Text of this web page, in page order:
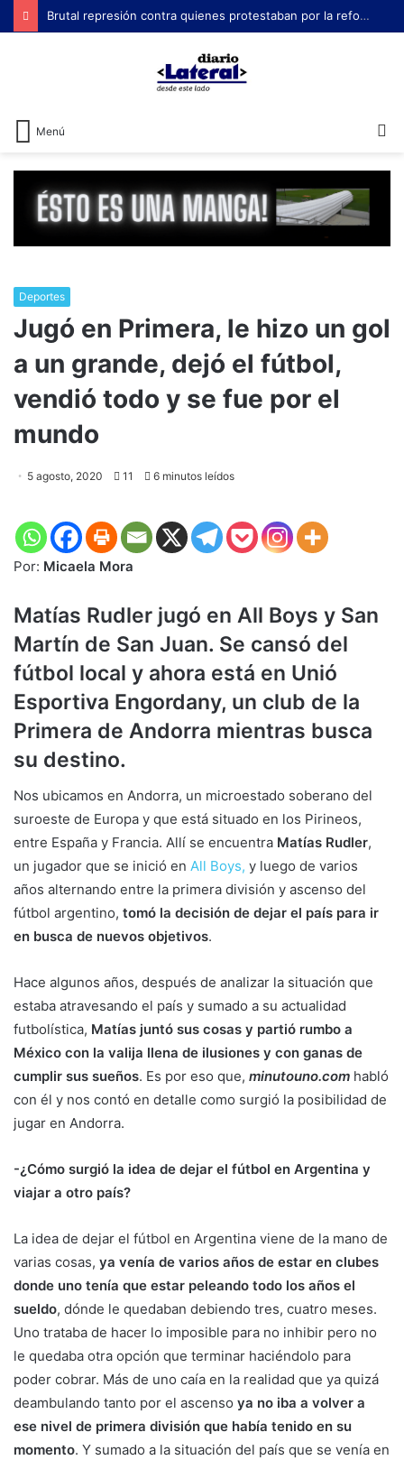
Brutal represión contra quienes protestaban por la reforma laboral de Milei
Menú
Deportes
Jugó en Primera, le hizo un gol
a un grande, dejó el fútbol,
vendió todo y se fue por el
mundo
5 agosto, 2020 11 6 minutos leídos
Por: Micaela Mora
Matías Rudler jugó en All Boys y San
Martín de San Juan. Se cansó del
fútbol local y ahora está en Unió
Esportiva Engordany, un club de la
Primera de Andorra mientras busca
su destino.
Nos ubicamos en Andorra, un microestado soberano del
suroeste de Europa y que está situado en los Pirineos,
entre España y Francia. Allí se encuentra Matías Rudler,
un jugador que se inició en All Boys, y luego de varios
años alternando entre la primera división y ascenso del
fútbol argentino, tomó la decisión de dejar el país para ir
en busca de nuevos objetivos.
Hace algunos años, después de analizar la situación que
estaba atravesando el país y sumado a su actualidad
futbolística, Matías juntó sus cosas y partió rumbo a
México con la valija llena de ilusiones y con ganas de
cumplir sus sueños. Es por eso que, minutouno.com habló
con él y nos contó en detalle como surgió la posibilidad de
jugar en Andorra.
-¿Cómo surgió la idea de dejar el fútbol en Argentina y
viajar a otro país?
La idea de dejar el fútbol en Argentina viene de la mano de
varias cosas, ya venía de varios años de estar en clubes
donde uno tenía que estar peleando todo los años el
sueldo, dónde le quedaban debiendo tres, cuatro meses.
Uno trataba de hacer lo imposible para no inhibir pero no
le quedaba otra opción que terminar haciéndolo para
poder cobrar. Más de uno caía en la realidad que ya quizá
deambulando tanto por el ascenso ya no iba a volver a
ese nivel de primera división que había tenido en su
momento. Y sumado a la situación del país que se venía en